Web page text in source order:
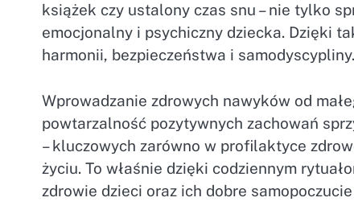
książek czy ustalony czas snu – nie tylko
emocjonalny i psychiczny dziecka. Dzięki
harmonii, bezpieczeństwa i samodyscypliny.
Wprowadzanie zdrowych nawyków od
powtarzalność pozytywnych zachowań
– kluczowych zarówno w profilaktyce
życiu. To właśnie dzięki codziennym
zdrowie dzieci oraz ich dobre